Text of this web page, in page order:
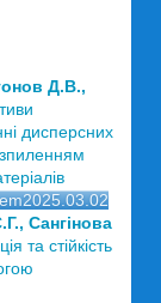
Д.В.,
дисперсних
Сангінова
та стійкість